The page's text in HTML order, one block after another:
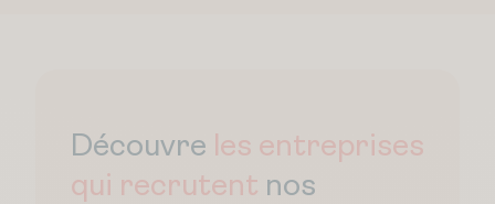
Découvre les entreprises
qui recrutent nos